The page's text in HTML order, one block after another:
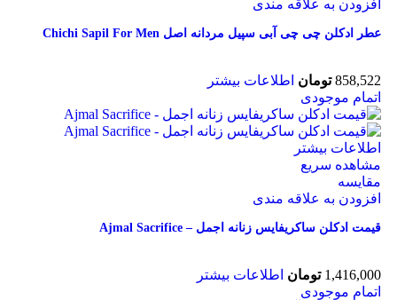
افزودن به علاقه مندی
عطر ادکلن چی چی آبی سپیل مردانه اصل Chichi Sapil For Men
858,522 تومان اطلاعات بیشتر
اتمام موجودی
اطلاعات بیشتر
مشاهده سریع
مقایسه
افزودن به علاقه مندی
قیمت ادکلن ساکریفایس زنانه اجمل – Ajmal Sacrifice
1,416,000 تومان اطلاعات بیشتر
اتمام موجودی